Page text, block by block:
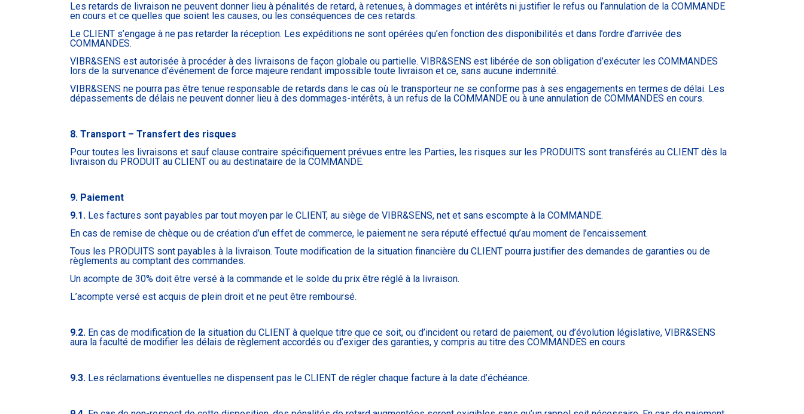
Les retards de livraison ne peuvent donner lieu à pénalités de retard, à retenues, à dommages et intérêts ni justifier le refus ou l’annulation de la COMMANDE
en cours et ce quelles que soient les causes, ou les conséquences de ces retards.
Le CLIENT s’engage à ne pas retarder la réception. Les expéditions ne sont opérées qu’en fonction des disponibilités et dans l’ordre d’arrivée des
COMMANDES.
VIBR&SENS est autorisée à procéder à des livraisons de façon globale ou partielle. VIBR&SENS est libérée de son obligation d’exécuter les COMMANDES
lors de la survenance d’événement de force majeure rendant impossible toute livraison et ce, sans aucune indemnité.
VIBR&SENS ne pourra pas être tenue responsable de retards dans le cas où le transporteur ne se conforme pas à ses engagements en termes de délai. Les
dépassements de délais ne peuvent donner lieu à des dommages-intérêts, à un refus de la COMMANDE ou à une annulation de COMMANDES en cours.
8. Transport – Transfert des risques
Pour toutes les livraisons et sauf clause contraire spécifiquement prévues entre les Parties, les risques sur les PRODUITS sont transférés au CLIENT dès la
livraison du PRODUIT au CLIENT ou au destinataire de la COMMANDE.
9. Paiement
9.1. Les factures sont payables par tout moyen par le CLIENT, au siège de VIBR&SENS, net et sans escompte à la COMMANDE.
En cas de remise de chèque ou de création d’un effet de commerce, le paiement ne sera réputé effectué qu’au moment de l’encaissement.
Tous les PRODUITS sont payables à la livraison. Toute modification de la situation financière du CLIENT pourra justifier des demandes de garanties ou de
règlements au comptant des commandes.
Un acompte de 30% doit être versé à la commande et le solde du prix être réglé à la livraison.
L’acompte versé est acquis de plein droit et ne peut être remboursé.
9.2. En cas de modification de la situation du CLIENT à quelque titre que ce soit, ou d’incident ou retard de paiement, ou d’évolution législative, VIBR&SENS
aura la faculté de modifier les délais de règlement accordés ou d’exiger des garanties, y compris au titre des COMMANDES en cours.
9.3. Les réclamations éventuelles ne dispensent pas le CLIENT de régler chaque facture à la date d’échéance.